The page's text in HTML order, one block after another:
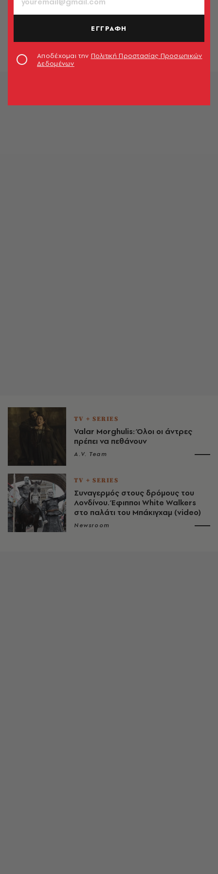
TV + SERIES
Οι πιο επικές αντιδράσεις για τη νέα
σεζόν του Game Of Thrones
Δημήτρης Αθανασιάδης
TV + SERIES
Valar Morghulis: Όλοι οι άντρες
πρέπει να πεθάνουν
A.V. Team
TV + SERIES
Συναγερμός στους δρόμους του
Λονδίνου. Έφιπποι White Walkers
στο παλάτι του Μπάκιγχαμ (video)
Newsroom
ΕΓΓΡΑΦΗ
Αποδέχομαι την Πολιτική Προστασίας Προσωπικών
Δεδομένων